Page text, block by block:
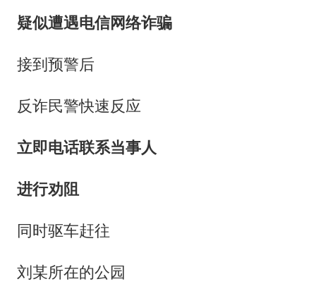
疑似遭遇电信网络诈骗
接到预警后
反诈民警快速反应
立即电话联系当事人
进行劝阻
同时驱车赶往
刘某所在的公园